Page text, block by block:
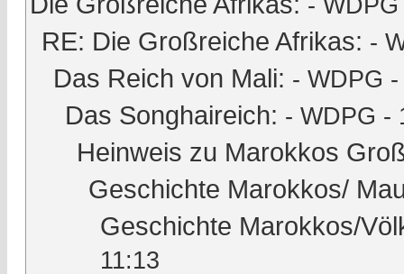
RE: Die Großreiche Afrikas: -
Das Reich von Mali: - WDPG
Das Songhaireich: - WDPG -
Heinweis zu Marokkos
Geschichte Marokkos/
Geschichte Marokkos/
11:13